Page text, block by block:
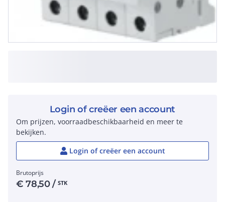
Login of creëer een account
Om prijzen, voorraadbeschikbaarheid en meer te
bekijken.
Login of creëer een account
Brutoprijs
€78,50/ STK